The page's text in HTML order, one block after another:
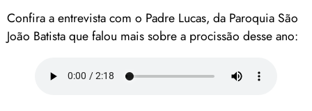
Confira a entrevista com o Padre Lucas, da Paroquia São
João Batista que falou mais sobre a procissão desse ano: